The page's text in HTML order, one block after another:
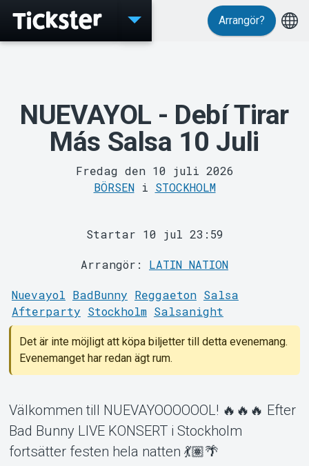
MyTickster
Support
Om Tickster
Arrangör?
NUEVAYOL - Debí Tirar
Más Salsa 10 Juli
Fredag den 10 juli 2026
BÖRSENi STOCKHOLM
Startar 10 jul 23:59
Arrangör: LATIN NATION
Nuevayol BadBunny Reggaeton Salsa
Afterparty Stockholm Salsanight
Det är inte möjligt att köpa biljetter till detta evenemang.
Evenemanget har redan ägt rum.
Välkommen till NUEVAYOOOOOOL! 🔥🔥🔥 Efter
Bad Bunny LIVE KONSERT i Stockholm
fortsätter festen hela natten 💃🏽🌴